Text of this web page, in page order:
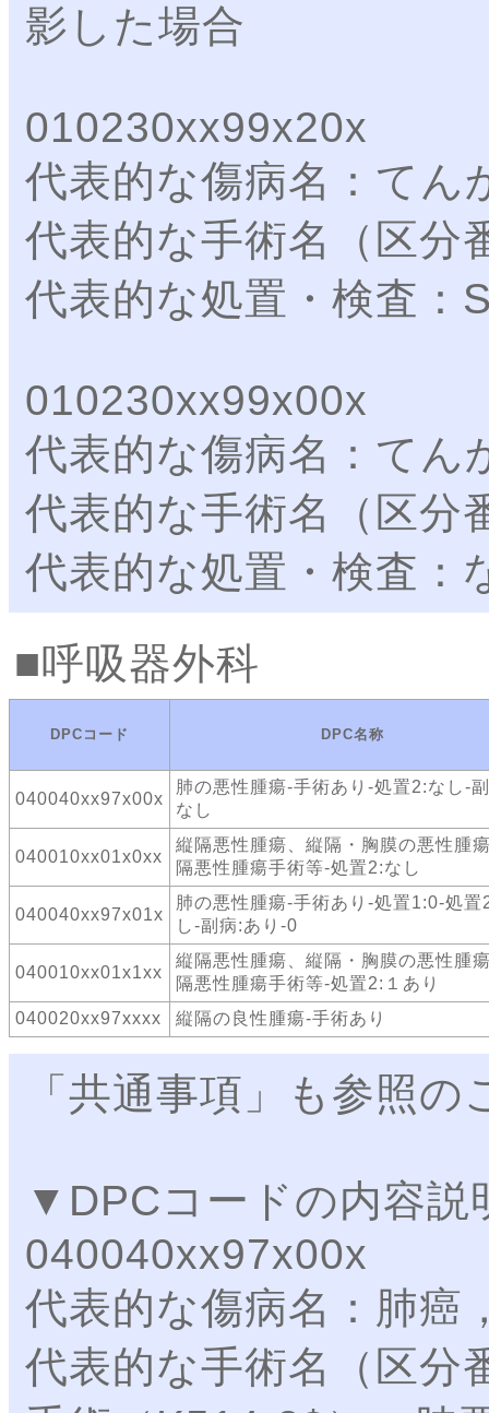
影した場合
010230xx99x20x
代表的な傷病名：てん
代表的な手術名（区分
代表的な処置・検査：
010230xx99x00x
代表的な傷病名：てん
代表的な手術名（区分
代表的な処置・検査：
呼吸器外科
DPCコード DPC名称
040040xx97x00x
肺の悪性腫瘍-手術あり-処置2:なし-
なし
040010xx01x0xx
縦隔悪性腫瘍、縦隔・胸膜の悪性腫
隔悪性腫瘍手術等-処置2:なし
040040xx97x01x
肺の悪性腫瘍-手術あり-処置1:0-処置
し-副病:あり-0
040010xx01x1xx
縦隔悪性腫瘍、縦隔・胸膜の悪性腫
隔悪性腫瘍手術等-処置2:１あり
040020xx97xxxx
縦隔の良性腫瘍-手術あり
「共通事項」も参照の
▼DPCコードの内容
040040xx97x00x
代表的な傷病名：肺癌
代表的な手術名（区分